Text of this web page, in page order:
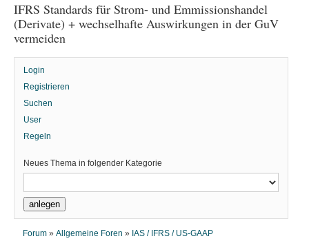
IFRS Standards für Strom- und Emmissionshandel
(Derivate) + wechselhafte Auswirkungen in der GuV
vermeiden
Login
Registrieren
Suchen
User
Regeln
Neues Thema in folgender Kategorie
Forum »Allgemeine Foren » IAS / IFRS / US-GAAP